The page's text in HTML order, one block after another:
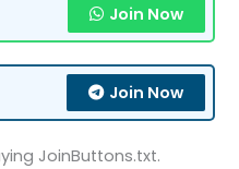
Join Now
Join Now
JoinButtons.txt.